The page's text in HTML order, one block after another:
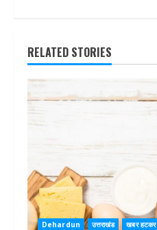
RELATED STORIES
Dehardun उत्तराखंड खबर हटकर